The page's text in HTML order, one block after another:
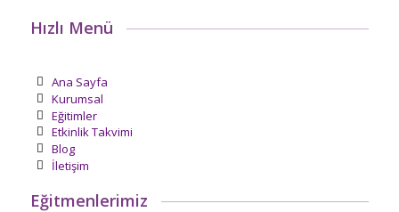
Hızlı Menü
Ana Sayfa
Kurumsal
Eğitimler
Etkinlik Takvimi
Blog
İletişim
Eğitmenlerimiz